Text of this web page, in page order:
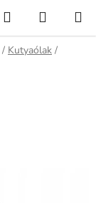
KeresésKOSÁR
/ Kutyaólak /